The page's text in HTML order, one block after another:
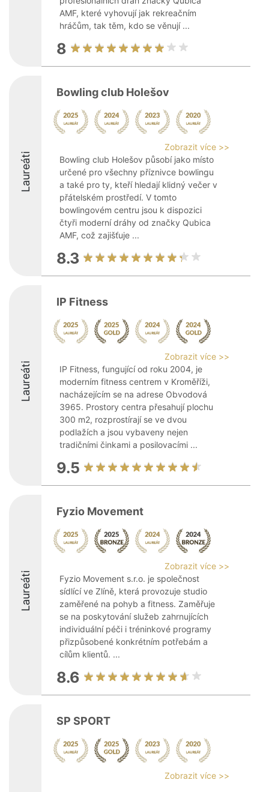
AMF, které vyhovují jak rekreačním
hráčům, tak těm, kdo se věnují ...
8
Laureáti
Bowling club Holešov
Zobrazit více >>
Bowling club Holešov působí jako místo
určené pro všechny příznivce bowlingu
a také pro ty, kteří hledají klidný večer v
přátelském prostředí. V tomto
bowlingovém centru jsou k dispozici
čtyři moderní dráhy od značky Qubica
AMF, což zajišťuje ...
8.3
Laureáti
IP Fitness
Zobrazit více >>
IP Fitness, fungující od roku 2004, je
moderním fitness centrem v Kroměříži,
nacházejícím se na adrese Obvodová
3965. Prostory centra přesahují plochu
300 m2, rozprostírají se ve dvou
podlažích a jsou vybaveny nejen
tradičními činkami a posilovacími ...
9.5
Laureáti
Fyzio Movement
Zobrazit více >>
Fyzio Movement s.r.o. je společnost
sídlící ve Zlíně, která provozuje studio
zaměřené na pohyb a fitness. Zaměřuje
se na poskytování služeb zahrnujících
individuální péči i tréninkové programy
přizpůsobené konkrétním potřebám a
cílům klientů. ...
8.6
SP SPORT
Zobrazit více >>